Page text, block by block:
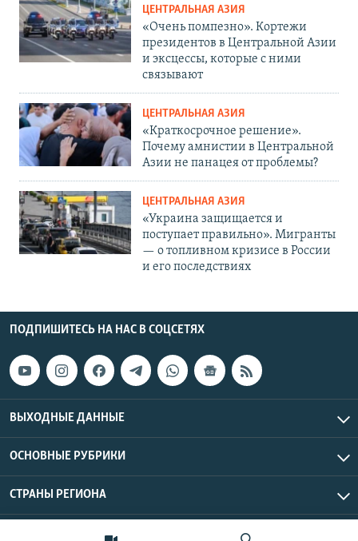
ЦЕНТРАЛЬНАЯ АЗИЯ
«Очень помпезно». Кортежи
президентов в Центральной Азии
и эксцессы, которые с ними
связывают
ЦЕНТРАЛЬНАЯ АЗИЯ
«Краткосрочное решение».
Почему амнистии в Центральной
Азии не панацея от проблемы?
ЦЕНТРАЛЬНАЯ АЗИЯ
«Украина защищается и
поступает правильно». Мигранты
— о топливном кризисе в России
и его последствиях
ПОДПИШИТЕСЬ НА НАС В СОЦСЕТЯХ
ВЫХОДНЫЕ ДАННЫЕ
ОСНОВНЫЕ РУБРИКИ
СТРАНЫ РЕГИОНА
Азаттык Азия © 2026 RFE/RL, Inc. | Все права защищены.